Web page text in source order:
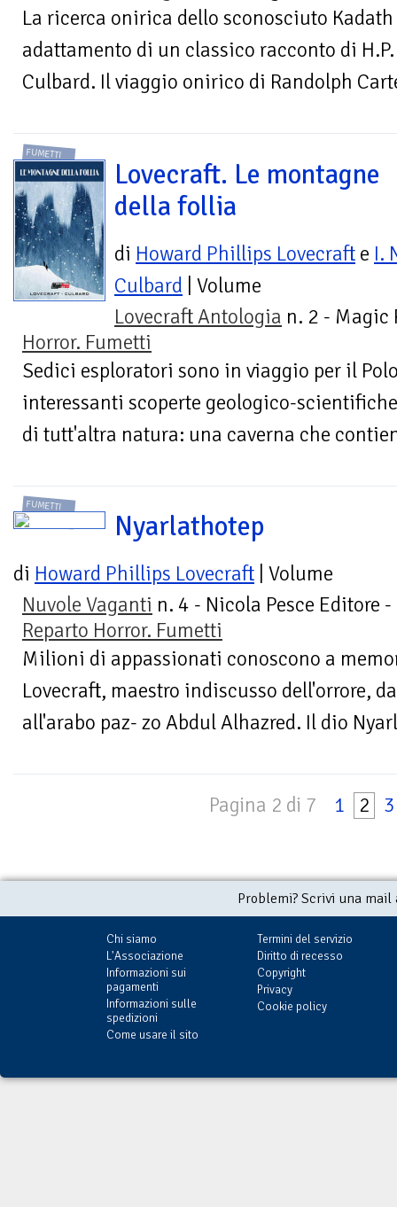
La ricerca onirica dello sconosciuto
adattamento di un classico racconto di
Culbard. Il viaggio onirico di Randolph
FUMETTI
Lovecraft. Le montagne
della follia
di Howard Phillips Lovecraft e I.
Culbard | Volume
Lovecraft Antologia n. 2 - Magic
Horror. Fumetti
Sedici esploratori sono in viaggio per il
interessanti scoperte geologico-
di tutt'altra natura: una caverna che
FUMETTI
Nyarlathotep
di Howard Phillips Lovecraft | Volume
Nuvole Vaganti n. 4 - Nicola Pesce Editore -
Reparto Horror. Fumetti
Milioni di appassionati conoscono a
Lovecraft, maestro indiscusso dell'orrore,
all'arabo paz- zo Abdul Alhazred. Il dio
Pagina 2 di 7 1 2 3
Problemi? Scrivi una
Chi siamo
L'Associazione
Informazioni sui
pagamenti
Informazioni sulle
spedizioni
Come usare il sito
Termini del servizio
Diritto di recesso
Copyright
Privacy
Cookie policy